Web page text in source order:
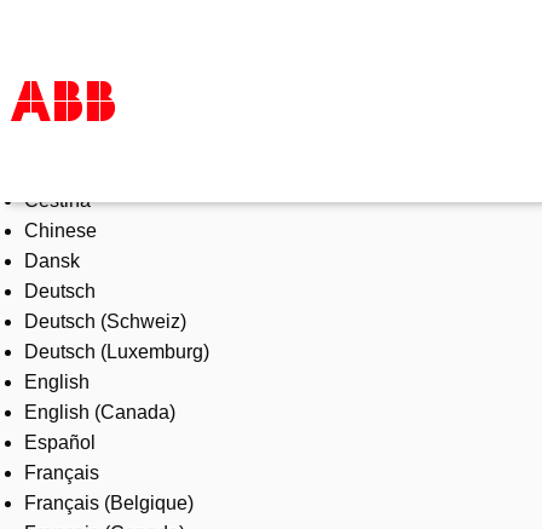
Products & Solutions
Industries
Services
About us
Where to buy
Contact us
Careers
Čeština
Chinese
Dansk
Deutsch
Deutsch (Schweiz)
Deutsch (Luxemburg)
English
English (Canada)
Español
Français
Français (Belgique)